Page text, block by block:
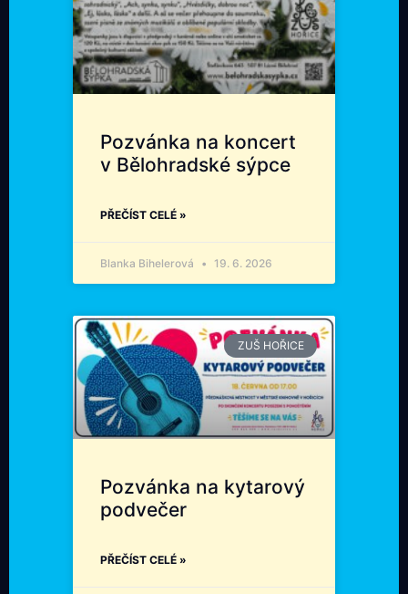
Pozvánka na koncert
v Bělohradské sýpce
PŘEČÍST CELÉ »
Blanka Bihelerová 19. 6. 2026
ZUŠ HOŘICE
Pozvánka na kytarový
podvečer
PŘEČÍST CELÉ »